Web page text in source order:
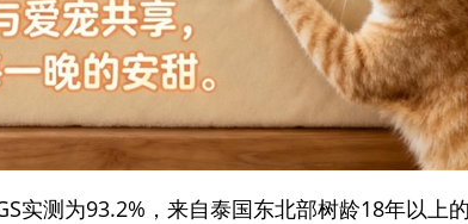
实测为93.2%，来自泰国东北部树龄18年以上